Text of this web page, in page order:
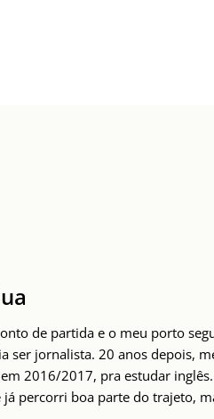
de partida e o meu porto
ser jornalista. 20 anos depois,
2016/2017, pra estudar
percorri boa parte do trajeto,